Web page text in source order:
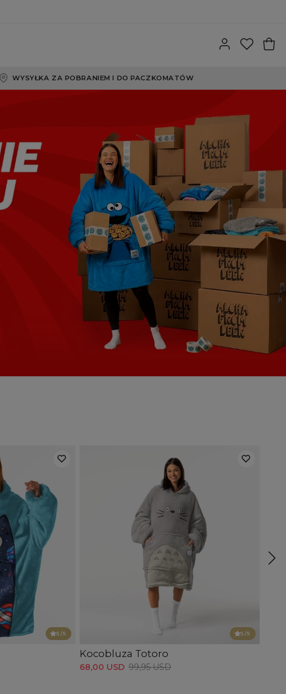
WYSYŁKA ZA POBRANIEM I DO PACZKOMATÓW
5/5 5/5
Kocobluza Totoro
68,00 USD 99,95 USD